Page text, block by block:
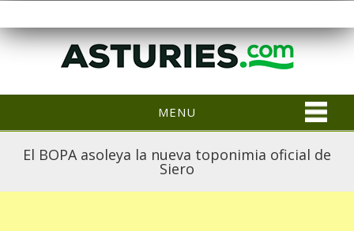
MENU
El BOPA asoleya la nueva toponimia oficial de
Siero